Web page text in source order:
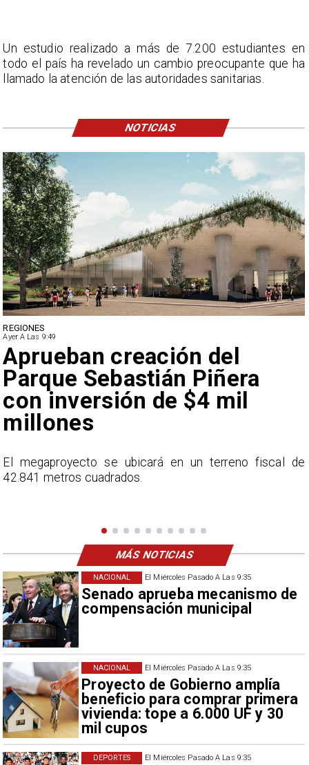
El Miércoles Pasado A Las 9:35
Senado aprueba mecanismo de
compensación municipal
NACIONAL
El Miércoles Pasado A Las 9:35
Proyecto de Gobierno amplía
beneficio para comprar primera
vivienda: tope a 6.000 UF y 30
mil cupos
NACIONAL
El Miércoles Pasado A Las 9:35
DEPORTES
DEPORTES
Ayer A Las 9:49
Claudio Bravo baja la
euforia sobre fichaje de
Vozinha
En el programa ESPN F90 Chile, Claudio Bravo ofrece
una visión más moderada sobre las expectativas del
Un estudio realizado a más de 7.200 estudiantes en
todo el país ha revelado un cambio preocupante que ha
llamado la atención de las autoridades sanitarias.
NOTICIAS
MÁS NOTICIAS